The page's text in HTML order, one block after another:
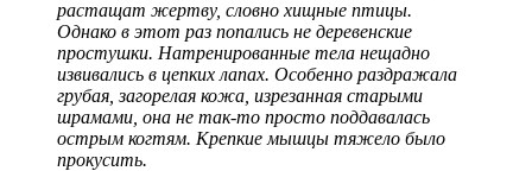
растащат жертву, словно хищные птицы.
Однако в этот раз попались не деревенские
простушки. Натренированные тела нещадно
извивались в цепких лапах. Особенно раздражала
грубая, загорелая кожа, изрезанная старыми
шрамами, она не так-то просто поддавалась
острым когтям. Крепкие мышцы тяжело было
прокусить.